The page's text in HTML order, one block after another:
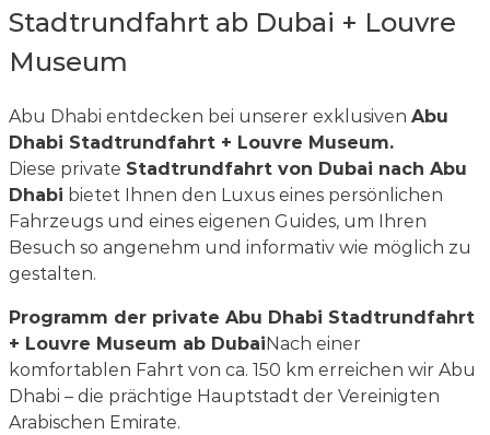
Stadtrundfahrt ab Dubai + Louvre
Museum
Abu Dhabi entdecken bei unserer exklusiven Abu
Dhabi Stadtrundfahrt + Louvre Museum.
Diese private Stadtrundfahrt von Dubai nach Abu
Dhabi bietet Ihnen den Luxus eines persönlichen
Fahrzeugs und eines eigenen Guides, um Ihren
Besuch so angenehm und informativ wie möglich zu
gestalten.
Programm der private Abu Dhabi Stadtrundfahrt
+ Louvre Museum ab DubaiNach einer
komfortablen Fahrt von ca. 150 km erreichen wir Abu
Dhabi – die prächtige Hauptstadt der Vereinigten
Arabischen Emirate.